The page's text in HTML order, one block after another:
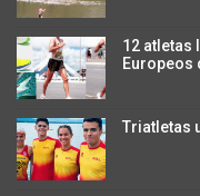
12 atletas
Europeos
Triatletas